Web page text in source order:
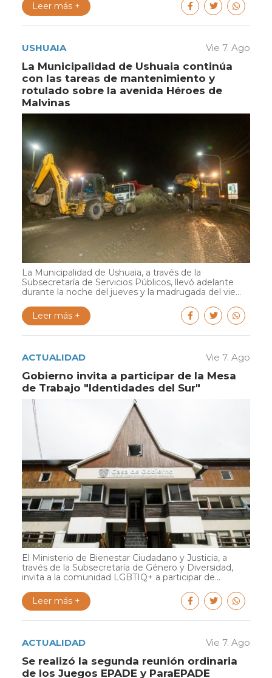
Leer más +
USHUAIA Vie 7. Ago
La Municipalidad de Ushuaia continúa
con las tareas de mantenimiento y
rotulado sobre la avenida Héroes de
Malvinas
La Municipalidad de Ushuaia, a través de la
Subsecretaría de Servicios Públicos, llevó adelante
durante la noche del jueves y la madrugada del vie...
Leer más +
ACTUALIDAD Vie 7. Ago
Gobierno invita a participar de la Mesa
de Trabajo "Identidades del Sur"
El Ministerio de Bienestar Ciudadano y Justicia, a
través de la Subsecretaría de Género y Diversidad,
invita a la comunidad LGBTIQ+ a participar de...
Leer más +
ACTUALIDAD Vie 7. Ago
Se realizó la segunda reunión ordinaria
de los Juegos EPADE y ParaEPADE